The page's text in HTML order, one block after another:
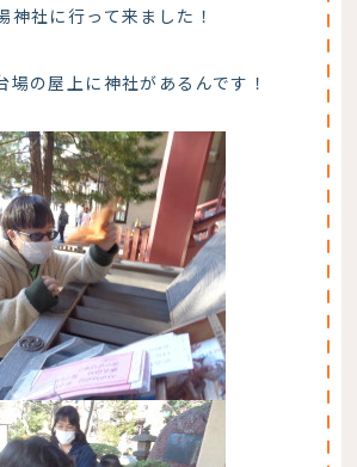
神社に行って来ました！
場の屋上に神社があるんです！